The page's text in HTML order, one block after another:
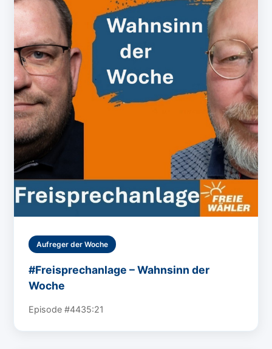
Aufreger der Woche
#Freisprechanlage – Wahnsinn der
Woche
Episode #4435:21